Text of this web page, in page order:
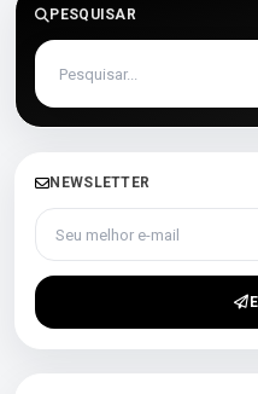
PESQUISAR
NEWSLETTER
Seu melhor e-mail